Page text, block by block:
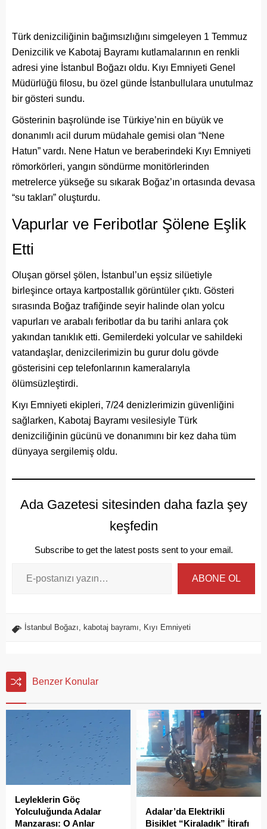
Türk denizciliğinin bağımsızlığını simgeleyen 1 Temmuz
Denizcilik ve Kabotaj Bayramı kutlamalarının en renkli
adresi yine İstanbul Boğazı oldu. Kıyı Emniyeti Genel
Müdürlüğü filosu, bu özel günde İstanbullulara unutulmaz
bir gösteri sundu.
Gösterinin başrolünde ise Türkiye’nin en büyük ve
donanımlı acil durum müdahale gemisi olan “Nene
Hatun” vardı. Nene Hatun ve beraberindeki Kıyı Emniyeti
römorkörleri, yangın söndürme monitörlerinden
metrelerce yükseğe su sıkarak Boğaz’ın ortasında devasa
“su takları” oluşturdu.
Vapurlar ve Feribotlar Şölene Eşlik
Etti
Oluşan görsel şölen, İstanbul’un eşsiz silüetiyle
birleşince ortaya kartpostallık görüntüler çıktı. Gösteri
sırasında Boğaz trafiğinde seyir halinde olan yolcu
vapurları ve arabalı feribotlar da bu tarihi anlara çok
yakından tanıklık etti. Gemilerdeki yolcular ve sahildeki
vatandaşlar, denizcilerimizin bu gurur dolu gövde
gösterisini cep telefonlarının kameralarıyla
ölümsüzleştirdi.
Kıyı Emniyeti ekipleri, 7/24 denizlerimizin güvenliğini
sağlarken, Kabotaj Bayramı vesilesiyle Türk
denizciliğinin gücünü ve donanımını bir kez daha tüm
dünyaya sergilemiş oldu.
Ada Gazetesi sitesinden daha fazla şey
keşfedin
Subscribe to get the latest posts sent to your email.
ABONE OL
İstanbul Boğazı, kabotaj bayramı, Kıyı Emniyeti
Benzer Konular
Leyleklerin Göç
Yolculuğunda Adalar
Manzarası: O Anlar
Adalar’da Elektrikli
Bisiklet “Kiraladık” İtirafı